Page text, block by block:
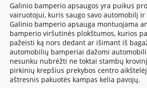
Galinio bamperio apsaugos yra puikus
vairuotojui, kuris saugo savo automobilį
Galinio bamperio apsauga montuojama
bamperio viršutinės plokštumos, kurios
pažeisti ką nors dedant ar išimant iš
automobilių bamperiai dažomi
nesunku nubrėžti ne toktai stambų
pirkinių krepšius prekybos centro
aštresnis pakuotės kampas kelia pavojų.